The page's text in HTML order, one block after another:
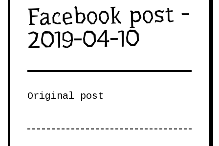
Facebook post -
2019-04-10
Original post